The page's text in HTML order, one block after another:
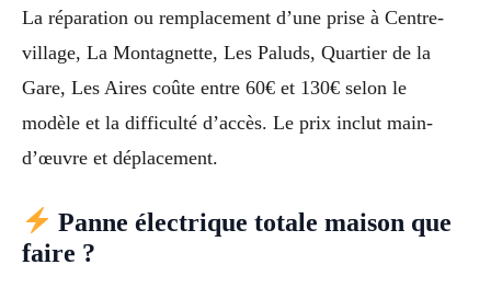
La réparation ou remplacement d’une prise à Centre-
village, La Montagnette, Les Paluds, Quartier de la
Gare, Les Aires coûte entre 60€ et 130€ selon le
modèle et la difficulté d’accès. Le prix inclut main-
d’œuvre et déplacement.
Panne électrique totale maison que
faire ?